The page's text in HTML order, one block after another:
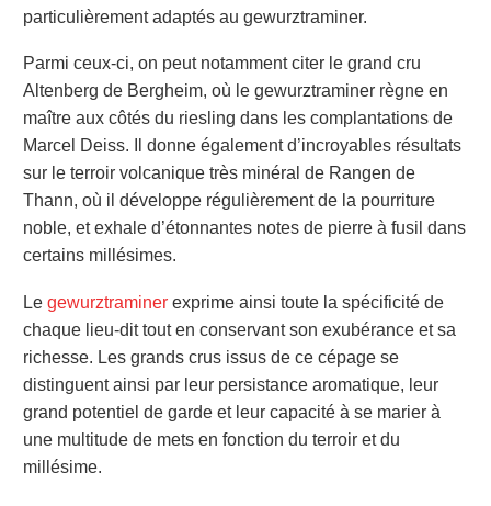
particulièrement adaptés au gewurztraminer.
Parmi ceux-ci, on peut notamment citer le grand cru
Altenberg de Bergheim, où le gewurztraminer règne en
maître aux côtés du riesling dans les complantations de
Marcel Deiss. Il donne également d’incroyables résultats
sur le terroir volcanique très minéral de Rangen de
Thann, où il développe régulièrement de la pourriture
noble, et exhale d’étonnantes notes de pierre à fusil dans
certains millésimes.
Le gewurztraminer exprime ainsi toute la spécificité de
chaque lieu-dit tout en conservant son exubérance et sa
richesse. Les grands crus issus de ce cépage se
distinguent ainsi par leur persistance aromatique, leur
grand potentiel de garde et leur capacité à se marier à
une multitude de mets en fonction du terroir et du
millésime.